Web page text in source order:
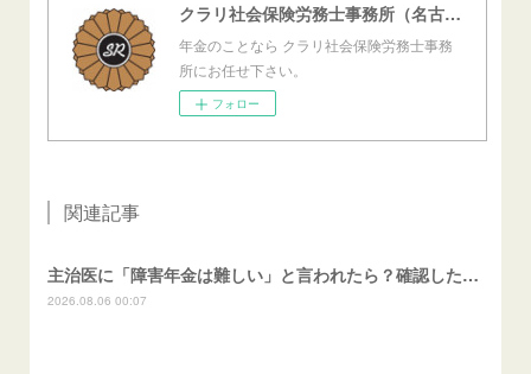
クラリ社会保険労務士事務所（名古屋西障害年金センター）
年金のことなら クラリ社会保険労務士事務
所にお任せ下さい。
フォロー
関連記事
主治医に「障害年金は難しい」と言われたら？確認したいこと
2026.08.06 00:07